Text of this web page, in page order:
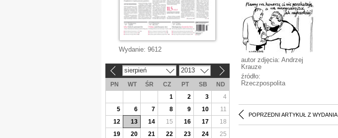
autor zdjęcia: Andrzej
Krauze
źródło:
Rzeczpospolita
POPRZEDNI ARTYKUŁ Z WYDANIA
Wydanie: 9612
sierpień 2013
PN WT ŚR CZ PT SB
ND
1
2 3
4
5
6 7 8 9 10
11
12
13 14 15 16 17
18
19
20 21 22 23 24
25